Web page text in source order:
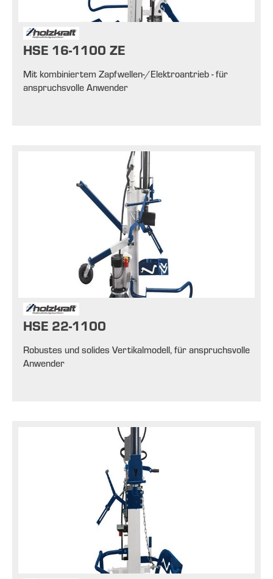
HSE 16-1100 ZE
Mit kombiniertem Zapfwellen-/Elektroantrieb - für
anspruchsvolle Anwender
HSE 22-1100
Robustes und solides Vertikalmodell, für anspruchsvolle
Anwender